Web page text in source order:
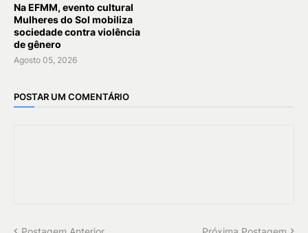
Na EFMM, evento cultural
Mulheres do Sol mobiliza
sociedade contra violência
de gênero
Agosto 05, 2026
POSTAR UM COMENTÁRIO